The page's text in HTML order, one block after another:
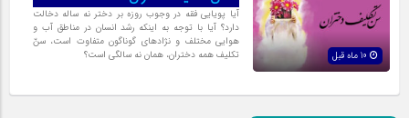
آیا پویایى فقه در وجوب روزه بر دختر نه ساله دخالت
دارد؟ آیا با توجه به اینکه رشد انسان در مناطق آب و
هوایى مختلف و نژادهاى گوناگون متفاوت است، سنّ
تکلیف همه دختران، همان نه سالگى است؟